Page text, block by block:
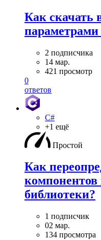
Как скачать
2 подписчика
14 мар.
421 просмотр
0
ответов
C#
+1 ещё
Простой
Как
библиотеки?
1 подписчик
02 мар.
134 просмотра